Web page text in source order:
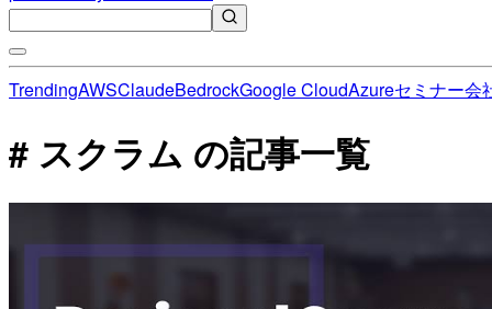
TrendingAWSClaudeBedrockGoogle CloudAzureセミナー会
# スクラム の記事一覧